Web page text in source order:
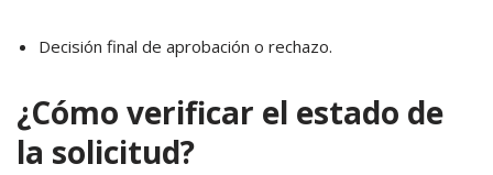
Decisión final de aprobación o rechazo.
¿Cómo verificar el estado de
la solicitud?